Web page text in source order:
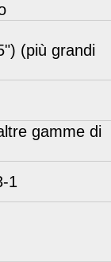
(più grandi
gamme di
1